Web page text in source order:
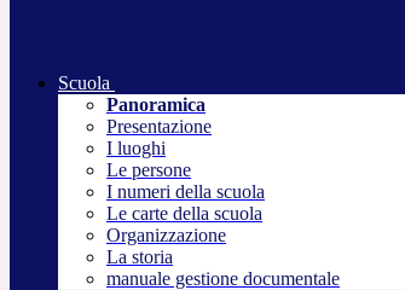
Scuola
Panoramica
Presentazione
I luoghi
Le persone
I numeri della scuola
Le carte della scuola
Organizzazione
La storia
manuale gestione documentale